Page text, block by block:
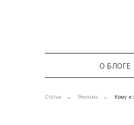
О БЛОГЕ
Статьи → Реклама → Кому и